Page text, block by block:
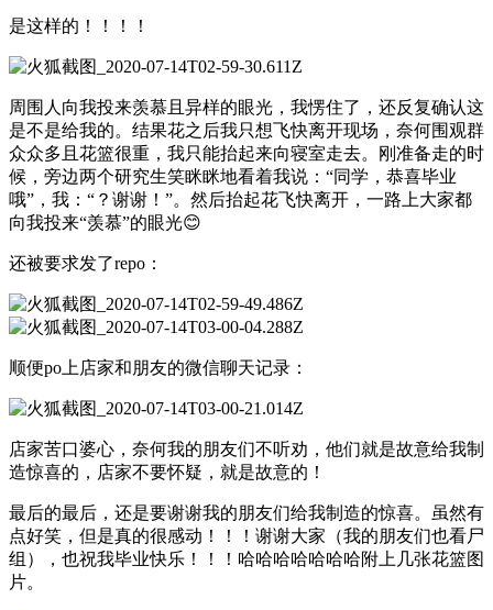
是这样的！！！！
周围人向我投来羡慕且异样的眼光，我愣住了，还反复确认这
是不是给我的。结果花之后我只想飞快离开现场，奈何围观群
众众多且花篮很重，我只能抬起来向寝室走去。刚准备走的时
候，旁边两个研究生笑眯眯地看着我说：“同学，恭喜毕业
哦”，我：“？谢谢！”。然后抬起花飞快离开，一路上大家都
向我投来“羡慕”的眼光😊
还被要求发了repo：
顺便po上店家和朋友的微信聊天记录：
店家苦口婆心，奈何我的朋友们不听劝，他们就是故意给我制
造惊喜的，店家不要怀疑，就是故意的！
最后的最后，还是要谢谢我的朋友们给我制造的惊喜。虽然有
点好笑，但是真的很感动！！！谢谢大家（我的朋友们也看尸
组），也祝我毕业快乐！！！哈哈哈哈哈哈哈附上几张花篮图
片。